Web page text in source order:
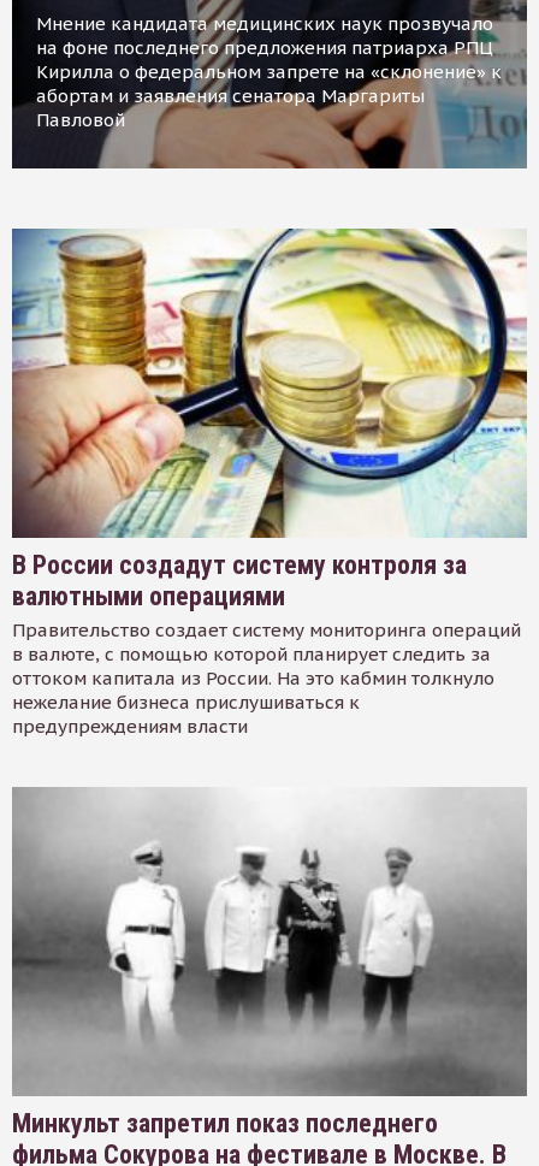
Мнение кандидата медицинских наук прозвучало
на фоне последнего предложения патриарха РПЦ
Кирилла о федеральном запрете на «склонение» к
абортам и заявления сенатора Маргариты
Павловой
В России создадут систему контроля за
валютными операциями
Правительство создает систему мониторинга операций
в валюте, с помощью которой планирует следить за
оттоком капитала из России. На это кабмин толкнуло
нежелание бизнеса прислушиваться к
предупреждениям власти
Минкульт запретил показ последнего
фильма Сокурова на фестивале в Москве. В